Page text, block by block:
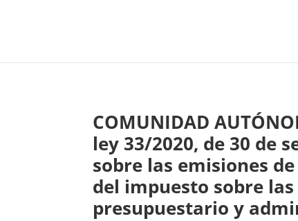
COMUNIDAD
ley 33/2020, de 30 de
sobre las emisiones
del impuesto sobre
presupuestario y